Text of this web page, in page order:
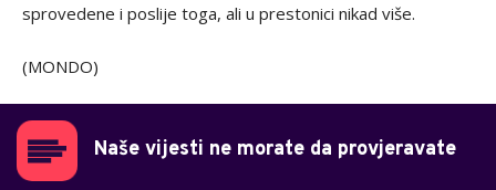
sprovedene i poslije toga, ali u prestonici nikad više.
(MONDO)
Naše vijesti ne morate da provjeravate